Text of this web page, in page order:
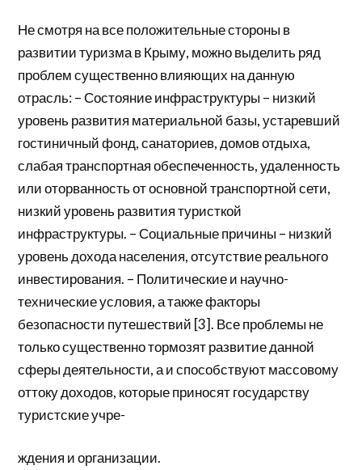
Не смотря на все положительные стороны в
развитии туризма в Крыму, можно выделить ряд
проблем существенно влияющих на данную
отрасль: – Состояние инфраструктуры – низкий
уровень развития материальной базы, устаревший
гостиничный фонд, санаториев, домов отдыха,
слабая транспортная обеспеченность, удаленность
или оторванность от основной транспортной сети,
низкий уровень развития туристкой
инфраструктуры. – Социальные причины – низкий
уровень дохода населения, отсутствие реального
инвестирования. – Политические и научно-
технические условия, а также факторы
безопасности путешествий [3]. Все проблемы не
только существенно тормозят развитие данной
сферы деятельности, а и способствуют массовому
оттоку доходов, которые приносят государству
туристские учре-
ждения и организации.